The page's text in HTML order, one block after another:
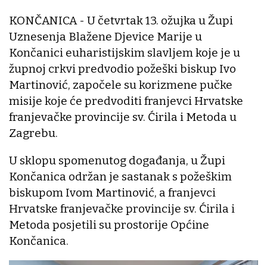
KONČANICA - U četvrtak 13. ožujka u Župi
Uznesenja Blažene Djevice Marije u
Končanici euharistijskim slavljem koje je u
župnoj crkvi predvodio požeški biskup Ivo
Martinović, započele su korizmene pučke
misije koje će predvoditi franjevci Hrvatske
franjevačke provincije sv. Ćirila i Metoda u
Zagrebu.
U sklopu spomenutog događanja, u Župi
Končanica održan je sastanak s požeškim
biskupom Ivom Martinović, a franjevci
Hrvatske franjevačke provincije sv. Ćirila i
Metoda posjetili su prostorije Općine
Končanica.